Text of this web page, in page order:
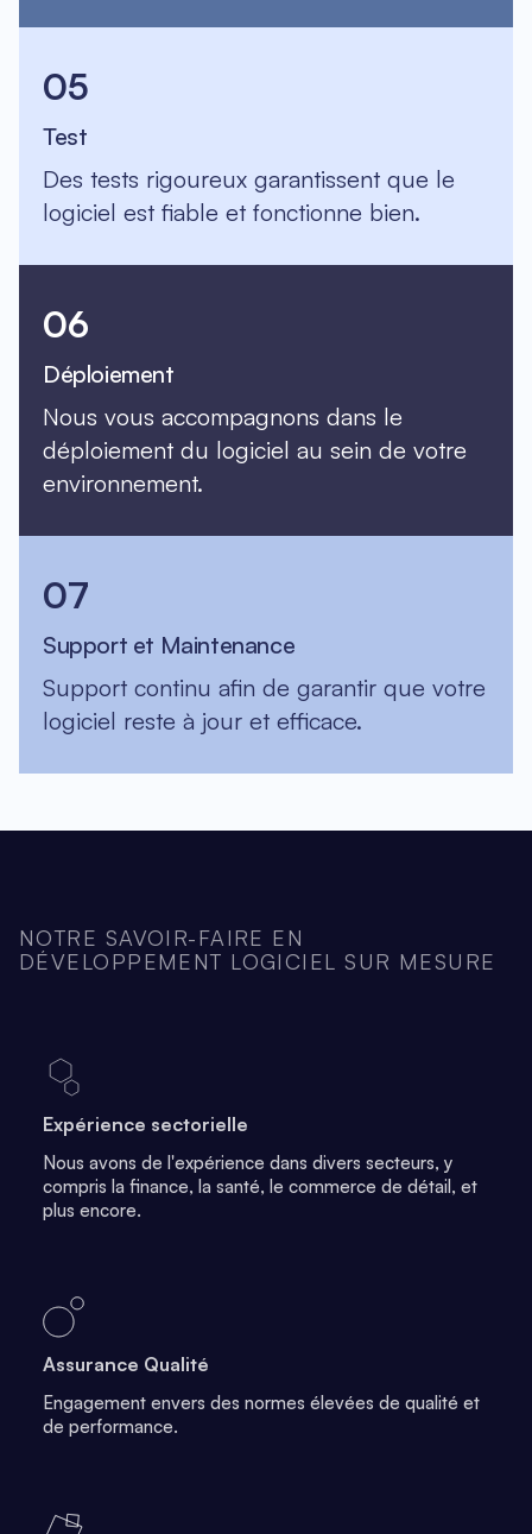
05
Test
Des tests rigoureux garantissent que le
logiciel est fiable et fonctionne bien.
06
Déploiement
Nous vous accompagnons dans le
déploiement du logiciel au sein de votre
environnement.
07
Support et Maintenance
Support continu afin de garantir que votre
logiciel reste à jour et efficace.
NOTRE SAVOIR-FAIRE EN
DÉVELOPPEMENT LOGICIEL SUR MESURE
Expérience sectorielle
Nous avons de l'expérience dans divers secteurs, y
compris la finance, la santé, le commerce de détail, et
plus encore.
Assurance Qualité
Engagement envers des normes élevées de qualité et
de performance.